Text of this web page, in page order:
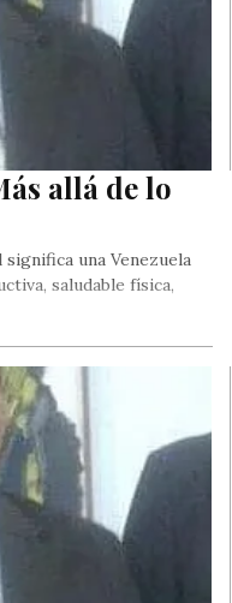
allá de lo
una Venezuela
saludable física,